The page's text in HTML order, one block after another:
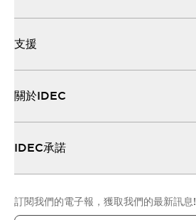
支援
關於IDEC
IDEC承諾
訂閱我們的電子報，獲取我們的最新訊息!